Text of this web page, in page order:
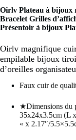
Oirlv Plateau à bijoux
Bracelet Grilles
Présentoir à bijoux
Oirlv magnifique
empilable bijoux
d’oreilles
Faux cuir de
★Dimensions du
35x24x3.5cm (L
« x 2.17″/